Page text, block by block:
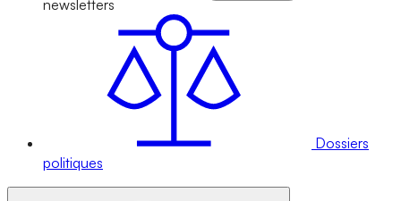
newsletters
Dossiers
politiques